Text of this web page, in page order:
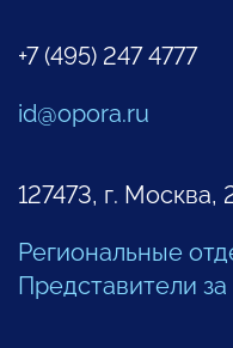
+7 (495) 247 4777
id@opora.ru
127473, г.
Региональные
Представители